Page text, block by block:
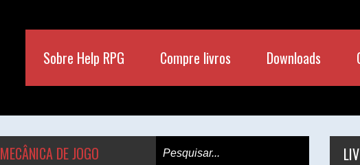
Sobre Help RPG Compre livros Downloads
MECÂNICA DE JOGO